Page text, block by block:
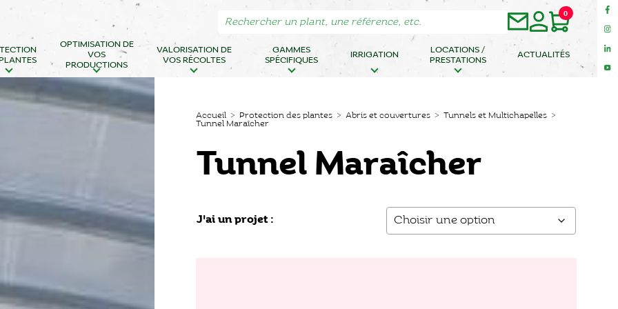
0
OPTIMISATION DE
VOS
PRODUCTIONS
VALORISATION DE
VOS RÉCOLTES
GAMMES
SPÉCIFIQUES
IRRIGATION
LOCATIONS /
PRESTATIONS
ACTUALITÉS
Accueil > Protection des plantes > Abris et couvertures > Tunnels et Multichapelles >
Tunnel Maraîcher
Tunnel Maraîcher
J'ai un projet :